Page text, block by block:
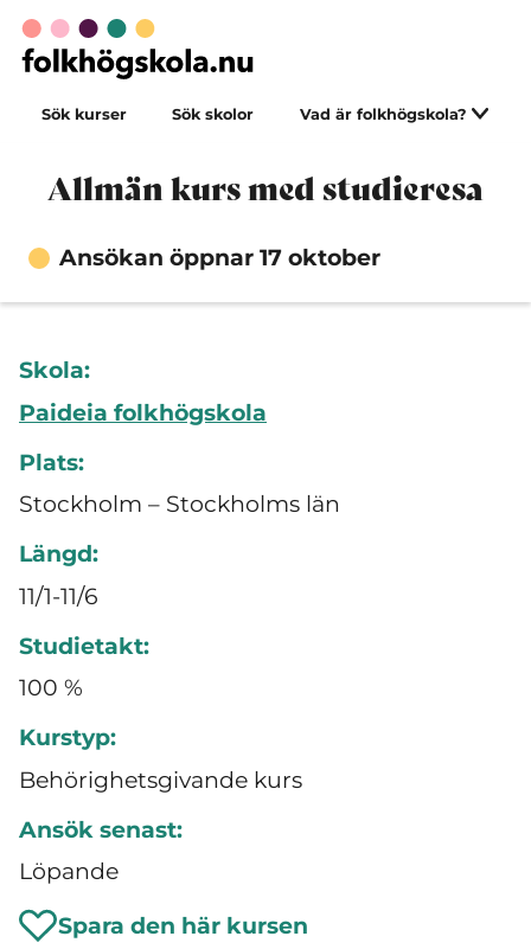
Sök kurser Sök skolor Vad är folkhögskola?
Allmän kurs med studieresa
Ansökan öppnar 17 oktober
Skola:
Paideia folkhögskola
Plats:
Stockholm – Stockholms län
Längd:
11/1-11/6
Studietakt:
100 %
Kurstyp:
Behörighetsgivande kurs
Ansök senast:
Löpande
Spara den här kursen